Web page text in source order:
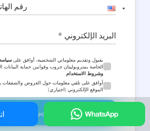
رقم
البريد الإلكتروني *
بقبول وتقديم معلوماتي الشخصية، أوافق على
الخاصة بمتروبوليتان جروب وقوانين حماية البيانات
وشروط الاستخدام
أوافق على تلقي معلومات حول العروض والصفقات
الموقع الإلكتروني (اختياري).
اتصل بي الآن